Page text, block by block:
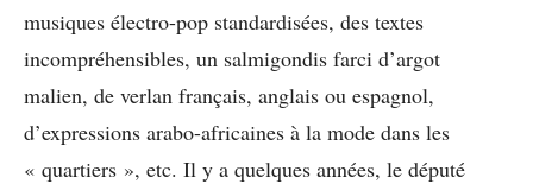
musiques électro-pop standardisées, des textes
incompréhensibles, un salmigondis farci d’argot
malien, de verlan français, anglais ou espagnol,
d’expressions arabo-africaines à la mode dans les
« quartiers », etc. Il y a quelques années, le député